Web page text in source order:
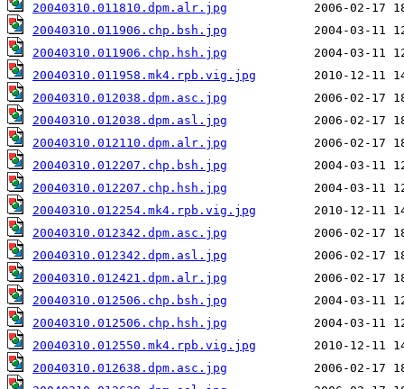
20040310.011810.dpm.alr.jpg
20040310.011906.chp.bsh.jpg
20040310.011906.chp.hsh.jpg
20040310.011958.mk4.rpb.vig.jpg
20040310.012038.dpm.asc.jpg
20040310.012038.dpm.asl.jpg
20040310.012110.dpm.alr.jpg
20040310.012207.chp.bsh.jpg
20040310.012207.chp.hsh.jpg
20040310.012254.mk4.rpb.vig.jpg
20040310.012342.dpm.asc.jpg
20040310.012342.dpm.asl.jpg
20040310.012421.dpm.alr.jpg
20040310.012506.chp.bsh.jpg
20040310.012506.chp.hsh.jpg
20040310.012550.mk4.rpb.vig.jpg
20040310.012638.dpm.asc.jpg